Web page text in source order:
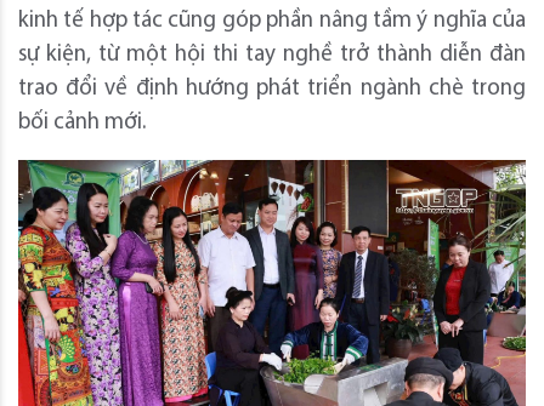
kinh tế hợp tác cũng góp phần nâng tầm ý nghĩa của
sự kiện, từ một hội thi tay nghề trở thành diễn đàn
trao đổi về định hướng phát triển ngành chè trong
bối cảnh mới.